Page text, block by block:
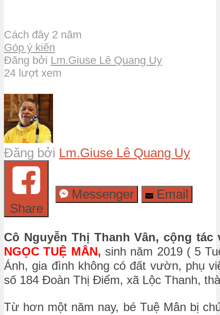
Cách đây 2 năm
Góp ý kiến
Đăng bởi Lm.Giuse Lê Quang Uy
24 lượt xem
Đăng bởi Lm.Giuse Lê Quang Uy
Share
Messenger Email
Cô Nguyễn Thị Thanh Vân, cộng tác
NGỌC TUỆ MÂN, sinh năm 2019 ( 5
Ánh, gia đình không có đất vườn, phụ
số 184 Đoàn Thị Điểm, xã Lộc Thanh,
Từ hơn một năm nay, bé Tuệ Mân bị